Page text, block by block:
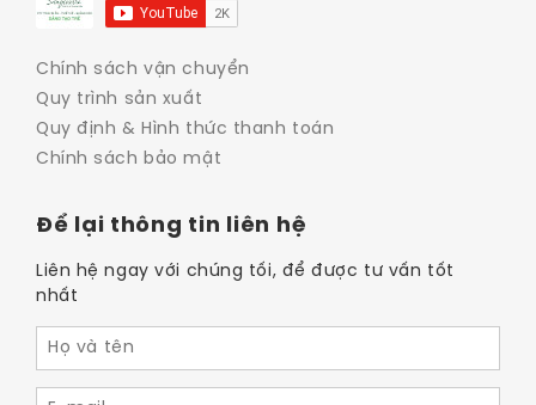
Chính sách vận chuyển
Quy trình sản xuất
Quy định & Hình thức thanh toán
Chính sách bảo mật
Để lại thông tin liên hệ
Liên hệ ngay với chúng tối, để được tư vấn tốt
nhất